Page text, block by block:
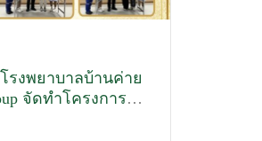
รงพยาบาลบ้านค่าย
จัดทำโครงการ